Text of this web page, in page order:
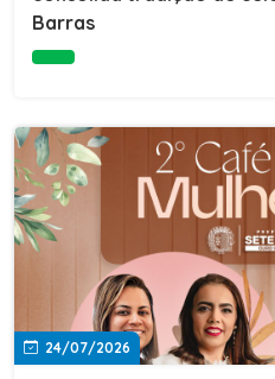
e do Instituto de
fundador da empresa Seu
AQUI
Barras
24/07/2026